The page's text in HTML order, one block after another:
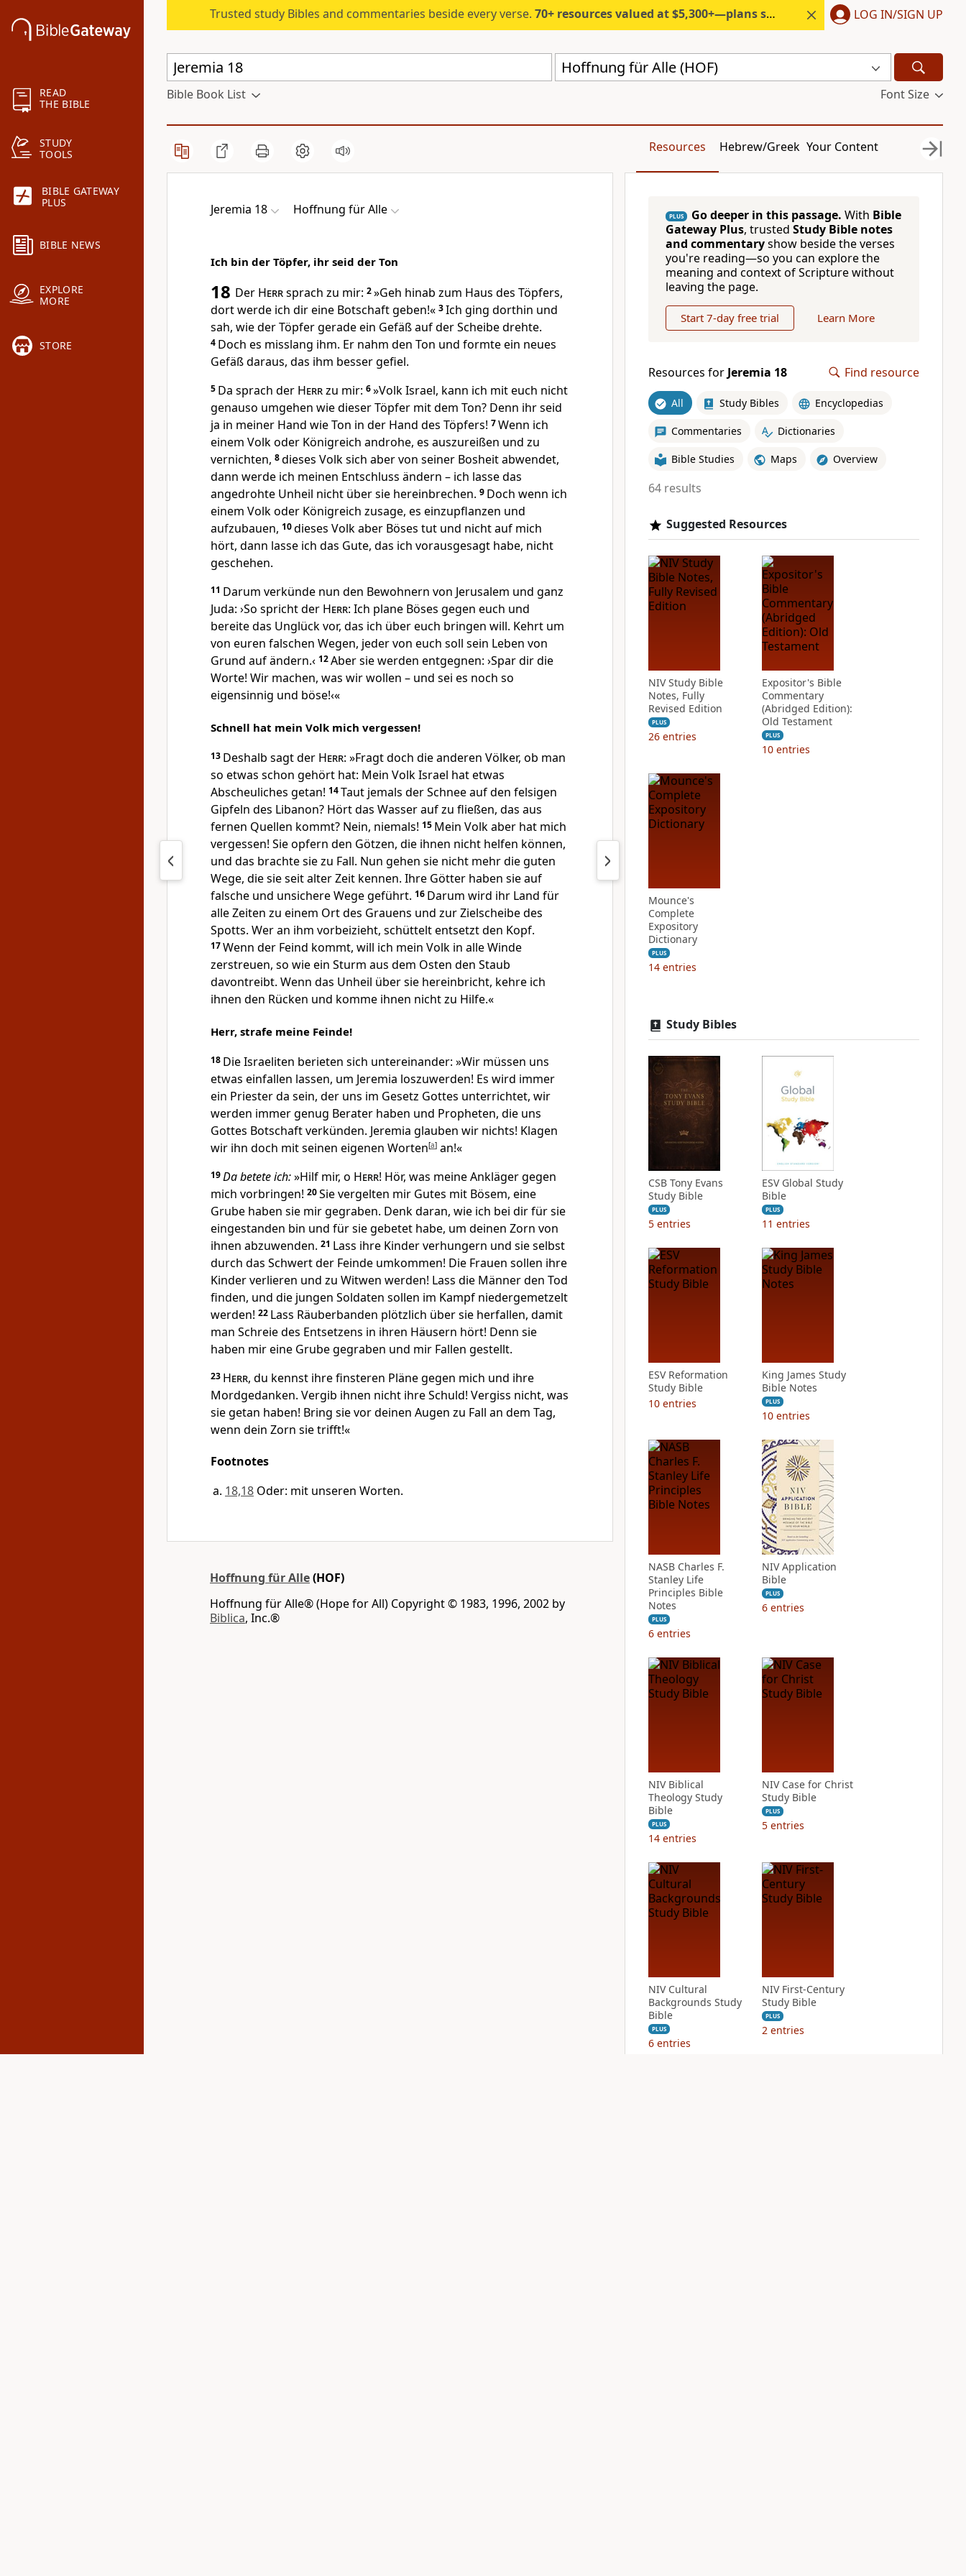
READ
THE BIBLE
STUDY
TOOLS
BIBLE GATEWAY
PLUS
BIBLE NEWS
EXPLORE
MORE
STORE
Trusted study Bibles and commentaries beside every verse. 70+ resources valued at $5,300+—plans start under $6/month. LOG IN/SIGN UP
Hoffnung für Alle (HOF)
Bible Book List Font Size
Resources Hebrew/Greek Your Content
Jeremia 18 Hoffnung für Alle
Ich bin der Töpfer, ihr seid der Ton
18 Der Herrsprach zu mir: 2»Geh hinab zum Haus des Töpfers,
dort werde ich dir eine Botschaft geben!« 3Ich ging dorthin und
sah, wie der Töpfer gerade ein Gefäß auf der Scheibe drehte.
4 Doch es misslang ihm. Er nahm den Ton und formte ein neues
Gefäß daraus, das ihm besser gefiel.
5 Da sprach der Herrzu mir: 6»Volk Israel, kann ich mit euch nicht
genauso umgehen wie dieser Töpfer mit dem Ton? Denn ihr seid
ja in meiner Hand wie Ton in der Hand des Töpfers! 7Wenn ich
einem Volk oder Königreich androhe, es auszureißen und zu
vernichten, 8dieses Volk sich aber von seiner Bosheit abwendet,
dann werde ich meinen Entschluss ändern – ich lasse das
angedrohte Unheil nicht über sie hereinbrechen. 9 Doch wenn ich
einem Volk oder Königreich zusage, es einzupflanzen und
aufzubauen, 10dieses Volk aber Böses tut und nicht auf mich
hört, dann lasse ich das Gute, das ich vorausgesagt habe, nicht
geschehen.
11 Darum verkünde nun den Bewohnern von Jerusalem und ganz
Juda: ›So spricht der Herr: Ich plane Böses gegen euch und
bereite das Unglück vor, das ich über euch bringen will. Kehrt um
von euren falschen Wegen, jeder von euch soll sein Leben von
Grund auf ändern.‹ 12Aber sie werden entgegnen: ›Spar dir die
Worte! Wir machen, was wir wollen – und sei es noch so
eigensinnig und böse!‹«
Schnell hat mein Volk mich vergessen!
13 Deshalb sagt der Herr: »Fragt doch die anderen Völker, ob man
so etwas schon gehört hat: Mein Volk Israel hat etwas
Abscheuliches getan! 14Taut jemals der Schnee auf den felsigen
Gipfeln des Libanon? Hört das Wasser auf zu fließen, das aus
fernen Quellen kommt? Nein, niemals! 15 Mein Volk aber hat mich
vergessen! Sie opfern den Götzen, die ihnen nicht helfen können,
und das brachte sie zu Fall. Nun gehen sie nicht mehr die guten
Wege, die sie seit alter Zeit kennen. Ihre Götter haben sie auf
falsche und unsichere Wege geführt. 16 Darum wird ihr Land für
alle Zeiten zu einem Ort des Grauens und zur Zielscheibe des
Spotts. Wer an ihm vorbeizieht, schüttelt entsetzt den Kopf.
17Wenn der Feind kommt, will ich mein Volk in alle Winde
zerstreuen, so wie ein Sturm aus dem Osten den Staub
davontreibt. Wenn das Unheil über sie hereinbricht, kehre ich
ihnen den Rücken und komme ihnen nicht zu Hilfe.«
Herr, strafe meine Feinde!
18 Die Israeliten berieten sich untereinander: »Wir müssen uns
etwas einfallen lassen, um Jeremia loszuwerden! Es wird immer
ein Priester da sein, der uns im Gesetz Gottes unterrichtet, wir
werden immer genug Berater haben und Propheten, die uns
Gottes Botschaft verkünden. Jeremia glauben wir nichts! Klagen
wir ihn doch mit seinen eigenen Worten[a] an!«
19Da betete ich:»Hilf mir, o Herr! Hör, was meine Ankläger gegen
mich vorbringen! 20Sie vergelten mir Gutes mit Bösem, eine
Grube haben sie mir gegraben. Denk daran, wie ich bei dir für sie
eingestanden bin und für sie gebetet habe, um deinen Zorn von
ihnen abzuwenden. 21 Lass ihre Kinder verhungern und sie selbst
durch das Schwert der Feinde umkommen! Die Frauen sollen ihre
Kinder verlieren und zu Witwen werden! Lass die Männer den Tod
finden, und die jungen Soldaten sollen im Kampf niedergemetzelt
werden! 22 Lass Räuberbanden plötzlich über sie herfallen, damit
man Schreie des Entsetzens in ihren Häusern hört! Denn sie
haben mir eine Grube gegraben und mir Fallen gestellt.
23 Herr, du kennst ihre finsteren Pläne gegen mich und ihre
Mordgedanken. Vergib ihnen nicht ihre Schuld! Vergiss nicht, was
sie getan haben! Bring sie vor deinen Augen zu Fall an dem Tag,
wenn dein Zorn sie trifft!«
Footnotes
18,18 Oder: mit unseren Worten.
Hoffnung für Alle(HOF)
Hoffnung für Alle® (Hope for All) Copyright © 1983, 1996, 2002 by
Biblica, Inc.®
PLUS Go deeper in this passage. With Bible
Gateway Plus, trusted Study Bible notes
and commentaryshow beside the verses
you're reading—so you can explore the
meaning and context of Scripture without
leaving the page.
Start 7-day free trial Learn More
Resources for Jeremia 18 Find resource
All Study Bibles Encyclopedias
Commentaries Dictionaries
Bible Studies Maps Overview
64 results
Suggested Resources
NIV Study Bible
Notes, Fully
Revised Edition
PLUS
26 entries
Expositor's Bible
Commentary
(Abridged Edition):
Old Testament
PLUS
10 entries
Mounce's
Complete
Expository
Dictionary
PLUS
14 entries
Study Bibles
CSB Tony Evans
Study Bible
PLUS
5 entries
ESV Global Study
Bible
PLUS
11 entries
ESV Reformation
Study Bible
10 entries
King James Study
Bible Notes
PLUS
10 entries
NASB Charles F.
Stanley Life
Principles Bible
Notes
PLUS
6 entries
NIV Application
Bible
PLUS
6 entries
NIV Biblical
Theology Study
Bible
PLUS
14 entries
NIV Case for Christ
Study Bible
PLUS
5 entries
NIV Cultural
Backgrounds Study
Bible
PLUS
6 entries
NIV First-Century
Study Bible
PLUS
2 entries